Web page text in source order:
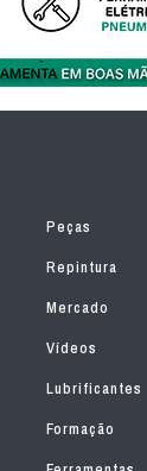
Peças
Repintura
Mercado
Vídeos
Lubrificantes
Formação